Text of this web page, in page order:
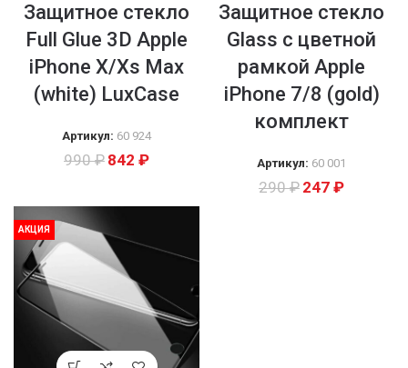
Защитное стекло
Full Glue 3D Apple
iPhone X/Xs Max
(white) LuxCase
Артикул: 60 924
990₽ 842 ₽
Защитное стекло
Glass с цветной
рамкой Apple
iPhone 7/8 (gold)
комплект
Артикул: 60 001
290₽ 247 ₽
АКЦИЯ